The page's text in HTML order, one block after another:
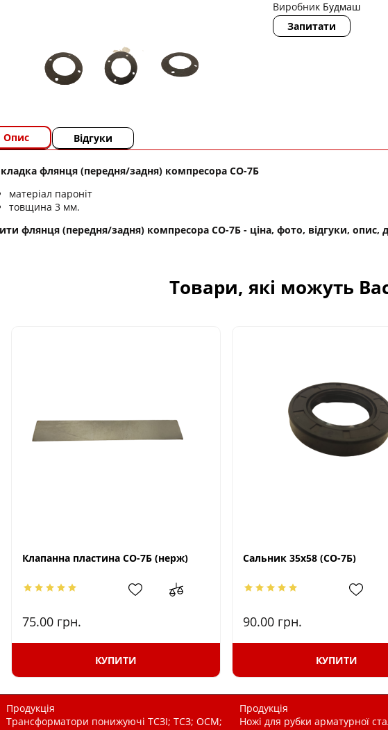
Виробник Будмаш
Запитати
Опис Відгуки
флянця (передня/задня) компресора СО-7Б
матеріал пароніт
товщина 3 мм.
флянця (передня/задня) компресора СО-7Б - ціна, фото, відгуки, опис,
Товари, які можуть
Клапанна пластина СО-7Б (нерж)
75.00 грн.
КУПИТИ
Сальник 35х58 (СО-7Б)
90.00 грн.
КУПИТИ
Продукція
Трансформатори понижуючі ТСЗІ; ТСЗ; ОСМ;
Продукція
Ножі для рубки арматурної